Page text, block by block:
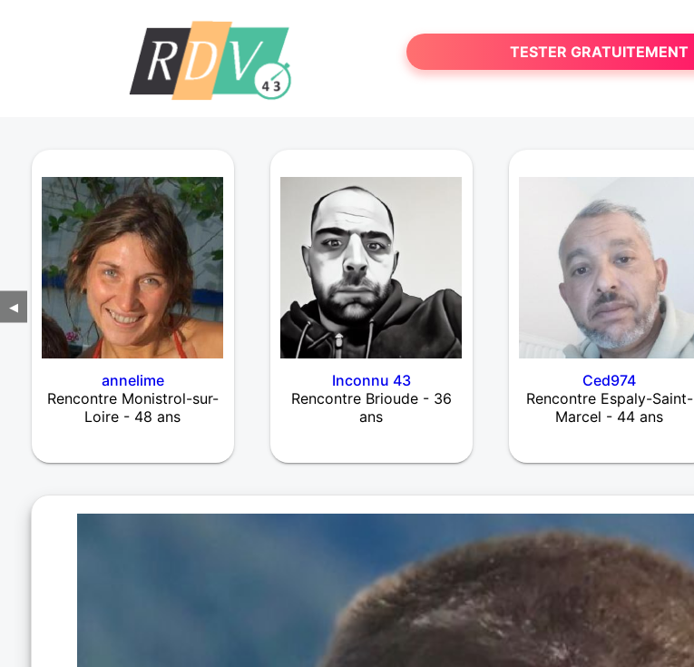
TESTER GRATUITEMENT
◀
annelime
Rencontre Monistrol-sur-
Loire - 48 ans
Inconnu 43
Rencontre Brioude - 36
ans
Ced974
Rencontre Espaly-Saint-
Marcel - 44 ans